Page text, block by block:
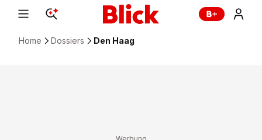
Home Dossiers Den Haag